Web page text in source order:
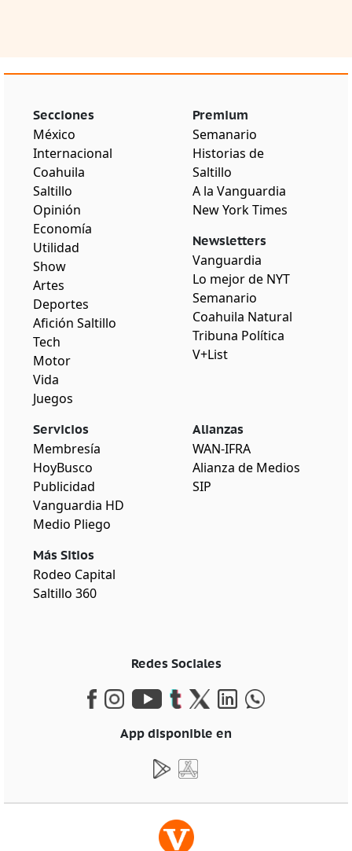
Secciones
México
Internacional
Coahuila
Saltillo
Opinión
Economía
Utilidad
Show
Artes
Deportes
Afición Saltillo
Tech
Motor
Vida
Juegos
Premium
Semanario
Historias de
Saltillo
A la Vanguardia
New York Times
Newsletters
Vanguardia
Lo mejor de NYT
Semanario
Coahuila Natural
Tribuna Política
V+List
Servicios
Membresía
HoyBusco
Publicidad
Vanguardia HD
Medio Pliego
Más Sitios
Rodeo Capital
Saltillo 360
Alianzas
WAN-IFRA
Alianza de Medios
SIP
Redes Sociales
App disponible en